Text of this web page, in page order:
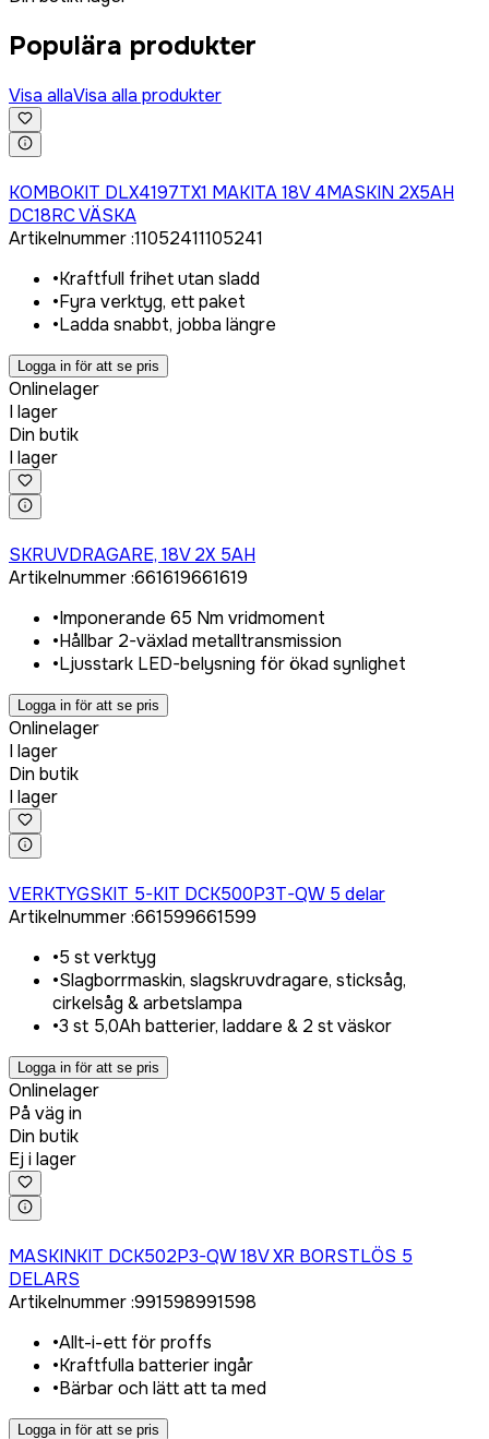
Populära produkter
Visa allaVisa alla produkter
KOMBOKIT DLX4197TX1 MAKITA 18V 4MASKIN 2X5AH
DC18RC VÄSKA
Artikelnummer:11052411105241
•Kraftfull frihet utan sladd
•Fyra verktyg, ett paket
•Ladda snabbt, jobba längre
Logga in för att se pris
Onlinelager
I lager
Din butik
I lager
SKRUVDRAGARE, 18V 2X 5AH
Artikelnummer:661619661619
•Imponerande 65 Nm vridmoment
•Hållbar 2-växlad metalltransmission
•Ljusstark LED-belysning för ökad synlighet
Logga in för att se pris
Onlinelager
I lager
Din butik
I lager
VERKTYGSKIT 5-KIT DCK500P3T-QW 5 delar
Artikelnummer:661599661599
•5 st verktyg
•Slagborrmaskin, slagskruvdragare, sticksåg,
cirkelsåg & arbetslampa
•3 st 5,0Ah batterier, laddare & 2 st väskor
Logga in för att se pris
Onlinelager
På väg in
Din butik
Ej i lager
MASKINKIT DCK502P3-QW 18V XR BORSTLÖS 5
DELARS
Artikelnummer:991598991598
•Allt-i-ett för proffs
•Kraftfulla batterier ingår
•Bärbar och lätt att ta med
Logga in för att se pris